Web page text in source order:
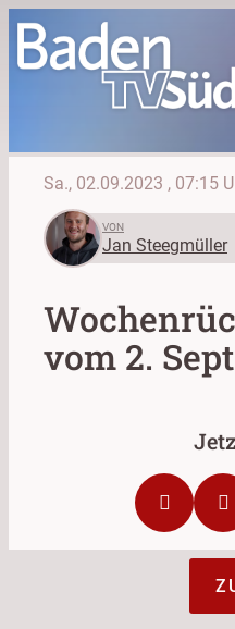
Sa., 02.09.2023 , 07:15
VON
Jan Steegmüller
vom 2.